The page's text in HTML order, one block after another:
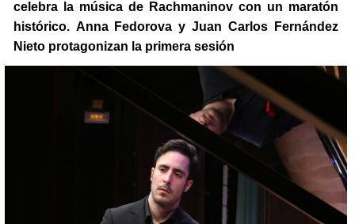
celebra la música de Rachmaninov con un maratón
histórico. Anna Fedorova y Juan Carlos Fernández
Nieto protagonizan la primera sesión